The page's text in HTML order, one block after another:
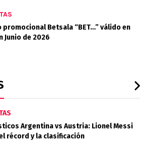
promocional Betsala “BET…” válido en
Junio de 2026
Argentina vs Austria: Lionel Messi
récord y la clasificación